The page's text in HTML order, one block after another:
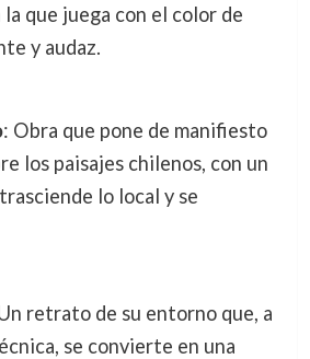
la que juega con el color de
y audaz.
: Obra que pone de manifiesto
los paisajes chilenos, con un
lo local y se
retrato de su entorno que, a
se convierte en una